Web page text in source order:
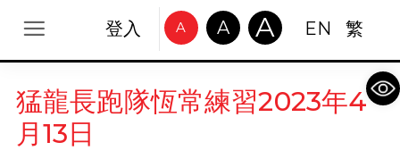
登入 A A A EN 繁
猛龍長跑隊恆常練習2023年4
月13日